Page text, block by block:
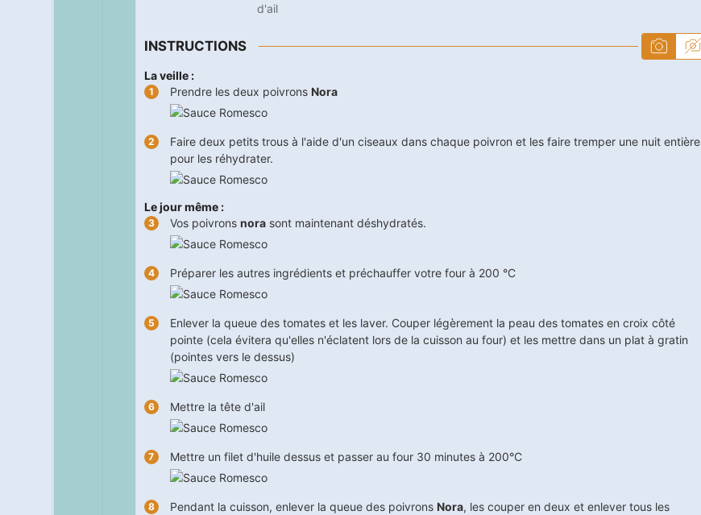
d'ail
INSTRUCTIONS
La veille :
Prendre les deux poivrons Nora
Faire deux petits trous à l'aide d'un ciseaux dans chaque poivron et les faire tremper une nuit entière
pour les réhydrater.
Le jour même :
Vos poivrons norasont maintenant déshydratés.
Préparer les autres ingrédients et préchauffer votre four à 200 °C
Enlever la queue des tomates et les laver. Couper légèrement la peau des tomates en croix côté
pointe (cela évitera qu'elles n'éclatent lors de la cuisson au four) et les mettre dans un plat à gratin
(pointes vers le dessus)
Mettre la tête d'ail
Mettre un filet d'huile dessus et passer au four 30 minutes à 200°C
Pendant la cuisson, enlever la queue des poivrons Nora, les couper en deux et enlever tous les